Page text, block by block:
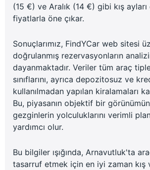
(15 €) ve Aralık (14 €) gibi kış
fiyatlarla öne çıkar.
Sonuçlarımız, FindYCar web sitesi
doğrulanmış rezervasyonların
dayanmaktadır. Veriler tüm araç
sınıflarını, ayrıca depozitosuz ve
kullanılmadan yapılan kiralamaları
Bu, piyasanın objektif bir
gezginlerin yolculuklarını verimli
yardımcı olur.
Bu bilgiler ışığında, Arnavutluk'ta
tasarruf etmek için en iyi zaman kış